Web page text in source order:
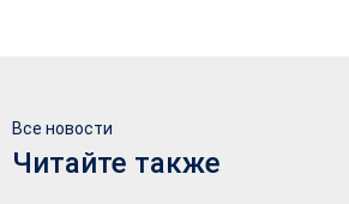
Все новости
Читайте также